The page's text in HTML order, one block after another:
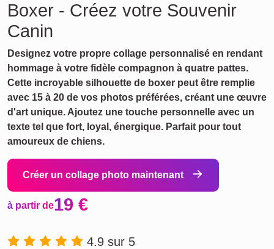
Boxer - Créez votre Souvenir
Canin
Designez votre propre collage personnalisé en rendant
hommage à votre fidèle compagnon à quatre pattes.
Cette incroyable silhouette de boxer peut être remplie
avec 15 à 20 de vos photos préférées, créant une œuvre
d'art unique. Ajoutez une touche personnelle avec un
texte tel que fort, loyal, énergique. Parfait pour tout
amoureux de chiens.
Créer un collage photo maintenant
à partir de19 €
4.9 sur 5